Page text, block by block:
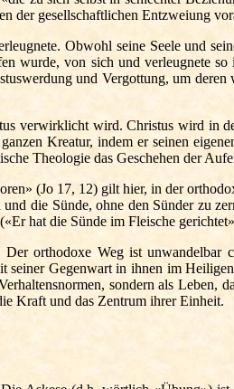
der gesellschaftlichen Entzweiung
Obwohl seine Seele und
wurde, von sich und verleugnete
und Vergottung, um
verwirklicht wird. Christus wird in
Kreatur, indem er seinen
Theologie das Geschehen der
(Jo 17, 12) gilt hier, in der
die Sünde, ohne den Sünder zu
hat die Sünde im Fleische
orthodoxe Weg ist unwandelbar
seiner Gegenwart in ihnen im
sondern als Leben,
Kraft und das Zentrum ihrer Einheit.